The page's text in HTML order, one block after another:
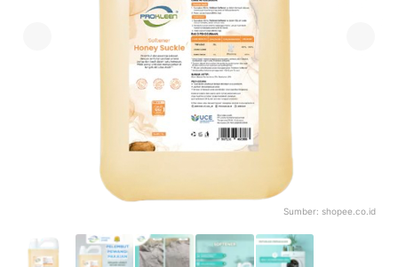
Sumber: shopee.co.id